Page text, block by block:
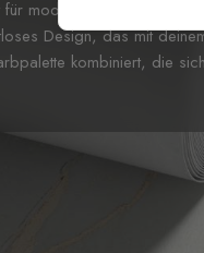
moderne Kinderzimmer,
Design, das mit
kombiniert, die